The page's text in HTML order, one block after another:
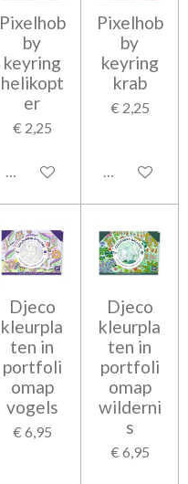
Pixelhob
by
keyring
helikopt
er
€ 2,25
In winkelwagen
Pixelhob
by
keyring
krab
€ 2,25
In
Djeco
kleurpla
ten in
portfoli
omap
vogels
€ 6,95
Djeco
kleurpla
ten in
portfoli
omap
wilderni
s
€ 6,95